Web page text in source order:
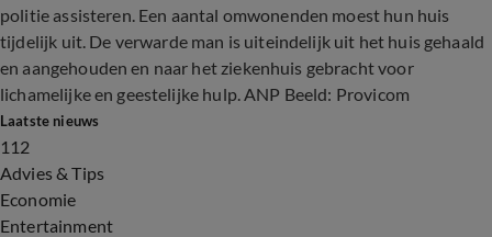
politie assisteren. Een aantal omwonenden moest hun huis
tijdelijk uit. De verwarde man is uiteindelijk uit het huis gehaald
en aangehouden en naar het ziekenhuis gebracht voor
lichamelijke en geestelijke hulp. ANP Beeld: Provicom
Laatste nieuws
112
Advies & Tips
Economie
Entertainment